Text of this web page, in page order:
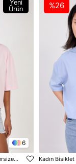
6
Kadın Bisiklet Yaka Kısa Oversize T-Shirt - Toz Pembe
Yeni
Ürün
%26